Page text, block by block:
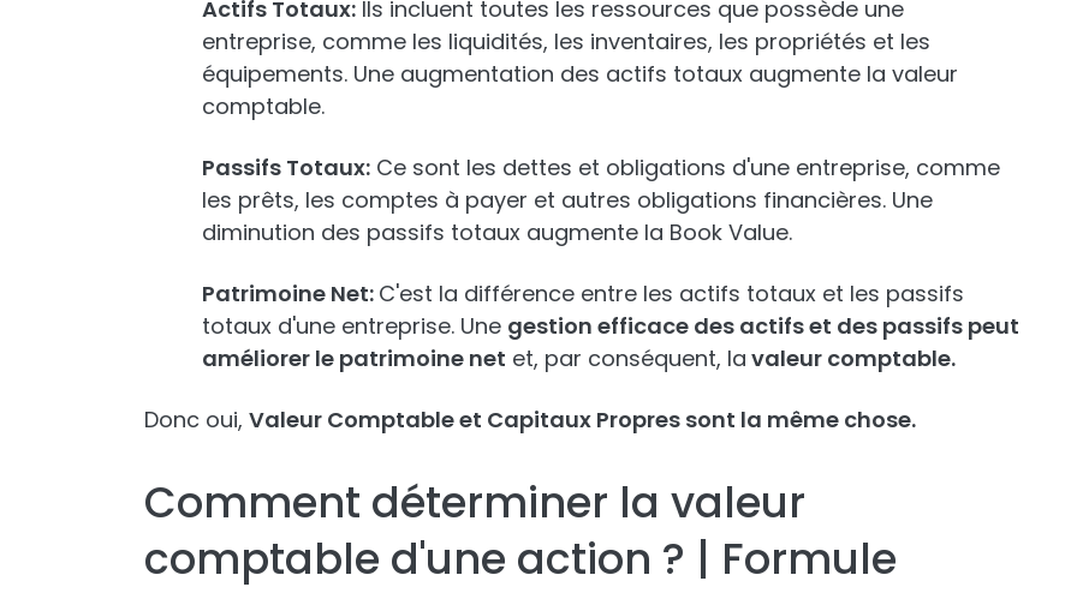
Actifs Totaux: Ils incluent toutes les ressources que possède une
entreprise, comme les liquidités, les inventaires, les propriétés et les
équipements. Une augmentation des actifs totaux augmente la valeur
comptable.
Passifs Totaux: Ce sont les dettes et obligations d'une entreprise, comme
les prêts, les comptes à payer et autres obligations financières. Une
diminution des passifs totaux augmente la Book Value.
Patrimoine Net: C'est la différence entre les actifs totaux et les passifs
totaux d'une entreprise. Une gestion efficace des actifs et des passifs peut
améliorer le patrimoine net et, par conséquent, la valeur comptable.
Donc oui, Valeur Comptable et Capitaux Propres sont la même chose.
Comment déterminer la valeur
comptable d'une action ? | Formule